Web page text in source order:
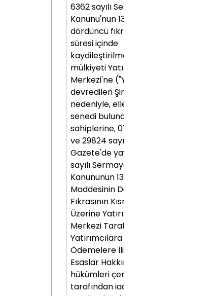
6362 sayılı Sermaye Piyasası
Kanunu'nun 13.maddesinin
dördüncü fıkrası uyarınca
süresi içinde
kaydileştirilmediği için
mülkiyeti Yatırımcı Tazmin
Merkezi'ne ("YTM")
devredilen Şirketimiz payları
nedeniyle, ellerinde fiziki pay
senedi bulunan hak
sahiplerine, 07.09.2016 tarihli
ve 29824 sayılı Resmi
Gazete'de yayımlanan "6362
sayılı Sermaye Piyasası
Kanununun 13 üncü
Maddesinin Dördüncü
Fıkrasının Kısmen İptali
Üzerine Yatırımcı Tazmin
Merkezi Tarafından
Yatırımcılara Yapılacak
Ödemelere İlişkin Usul ve
Esaslar Hakkında Yönetmelik"
hükümleri çerçevesinde YTM
tarafından iade ve ödeme